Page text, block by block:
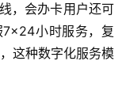
，会办卡用户还可
7×24小时服务，复
这种数字化服务模